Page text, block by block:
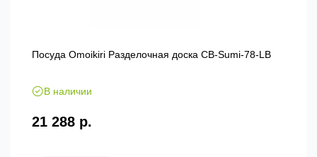
Посуда Omoikiri Разделочная доска CB-Sumi-78-LB
В наличии
21 288 р.